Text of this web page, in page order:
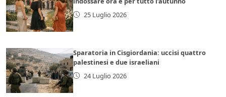
25 Luglio 2026
Sparatoria in Cisgiordania: uccisi quattro
palestinesi e due israeliani
24 Luglio 2026